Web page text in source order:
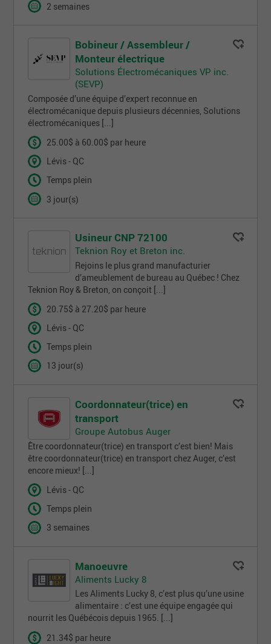
2 semaines
Bobineur / Assembleur /
Monteur électrique
Solutions Électromécaniques VP inc.
(SEVP)
Composée d’une équipe d’expert reconnue en
électromécanique depuis plusieurs décennies, Solutions
électromécaniques [...]
25.00$ à 60.00$ par heure
Lévis - QC
Temps plein
3 jour(s)
Usineur CNP 72100
Teknion Roy et Breton inc.
Rejoins le plus grand manufacturier
d’ameublement de bureau au Québec ! Chez
Teknion Roy & Breton, on conçoit [...]
20.75$ à 27.20$ par heure
Lévis - QC
Temps plein
13 jour(s)
Coordonnateur(trice) en
transport
Groupe Autobus Auger
Être coordonnateur(trice) en transport c’est bien! Mais
être coordonnateur(trice) en transport chez Auger, c’est
encore mieux! [...]
Lévis - QC
Temps plein
3 semaines
Manoeuvre
Aliments Lucky 8
Les Aliments Lucky 8, c’est plus qu’une usine
alimentaire : c’est une équipe engagée qui
nourrit les Québécois depuis 1965. [...]
21.34$ par heure